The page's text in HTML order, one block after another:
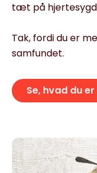
tæt på
Tak, fordi du er
samfundet.
Se, hvad du